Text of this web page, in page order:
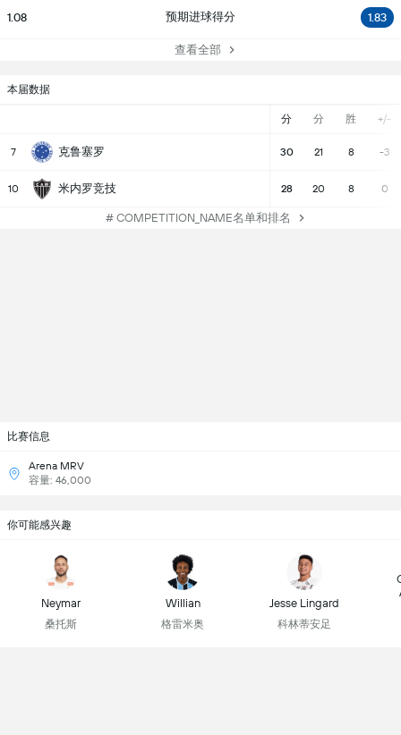
1.08 预期进球得分 1.83
查看全部
本届数据
分 分 胜 +/-
7 克鲁塞罗 30 21 8 -3
10 米内罗竞技 28 20 8 0
# COMPETITION_NAME名单和排名
比赛信息
Arena MRV
容量: 46,000
你可能感兴趣
Neymar
桑托斯
Willian
格雷米奥
Jesse Lingard
科林蒂安足